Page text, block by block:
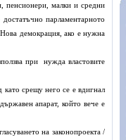
пенсионери, малки и средни
парламентарното
демокрация, ако е нужна
при нужда властовите
срещу него се е вдигнал
апарат, който вече е
на законопроекта /